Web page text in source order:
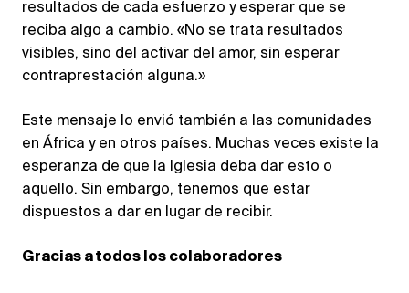
resultados de cada esfuerzo y esperar que se
reciba algo a cambio. «No se trata resultados
visibles, sino del activar del amor, sin esperar
contraprestación alguna.»
Este mensaje lo envió también a las comunidades
en África y en otros países. Muchas veces existe la
esperanza de que la Iglesia deba dar esto o
aquello. Sin embargo, tenemos que estar
dispuestos a dar en lugar de recibir.
Gracias a todos los colaboradores